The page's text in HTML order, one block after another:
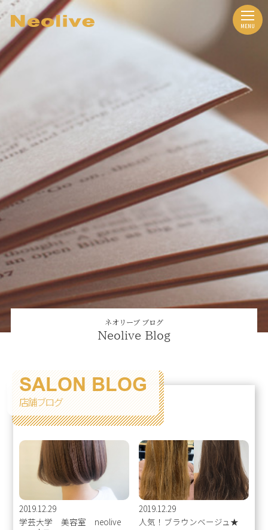
ネオリーブ ブログ
Neolive Blog
SALON BLOG
店舗ブログ
2019.12.29
学芸大学 美容室 neolive
2019.12.29
人気！ブラウンベージュ★